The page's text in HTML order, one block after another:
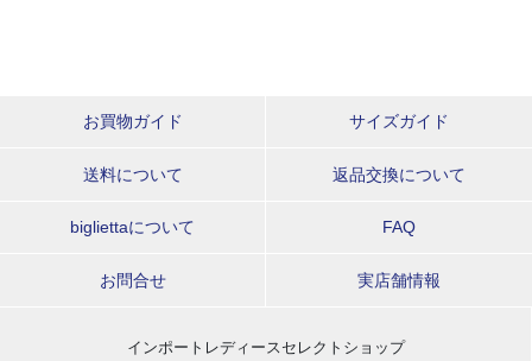
お買物ガイド サイズガイド
送料について 返品交換について
bigliettaについて FAQ
お問合せ 実店舗情報
インポートレディースセレクトショップ